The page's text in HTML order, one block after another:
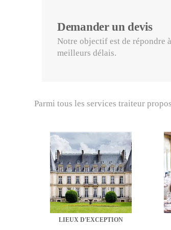
Demander un devis
Notre objectif est de répondre
meilleurs délais.
Parmi tous les services traiteur
LIEUX D'EXCEPTION